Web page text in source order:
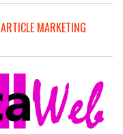
ARTICLE MARKETING